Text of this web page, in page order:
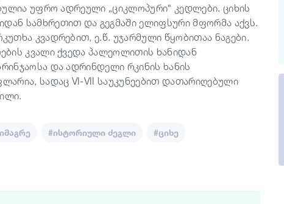
უფრო ადრეული „ციკლოპური“ კედლები. ციხის
სამხრეთით და გეგმაში ელიფსური მფორმა აქვს.
კვადრებით, ე.წ. უჯარმული წყობითაა ნაგები.
კვალი ქვედა პალეოლითის ხანიდან
და ადრინდელი რკინის ხანის
სადაც VI-VII საუკუნეებით დათარიღებული
#ისტორიული ძეგლი #ციხე